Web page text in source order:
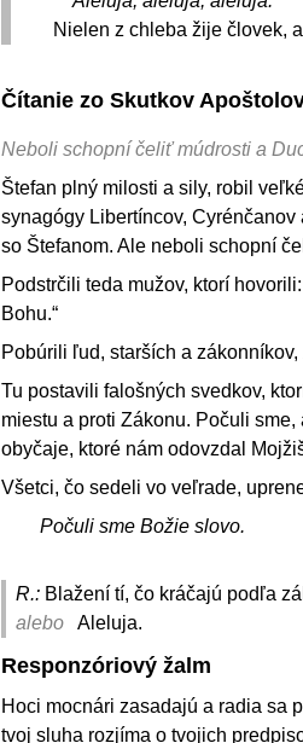
Nielen z chleba žije človek,
Čítanie zo Skutkov
Neboli schopní čeliť múdrosti a
Štefan plný milosti a sily, robil
synagógy Libertíncov,
so Štefanom. Ale neboli schopní
Podstrčili teda mužov, ktorí
Bohu.“
Pobúrili ľud, starších a
Tu postavili falošných svedkov,
miestu a proti Zákonu. Počuli
obyčaje, ktoré nám odovzdal
Všetci, čo sedeli vo veľrade,
Počuli sme Božie slovo.
R.: Blažení tí, čo kráčajú podľa
alebo
Aleluja.
Responzóriový žalm
Hoci mocnári zasadajú a radia sa
tvoj sluha rozjíma o tvojich